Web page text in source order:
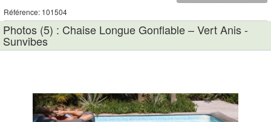
Référence: 101504
Photos (5) : Chaise Longue Gonflable – Vert Anis -
Sunvibes